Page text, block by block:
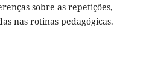
sobre as repetições,
nas rotinas pedagógicas.